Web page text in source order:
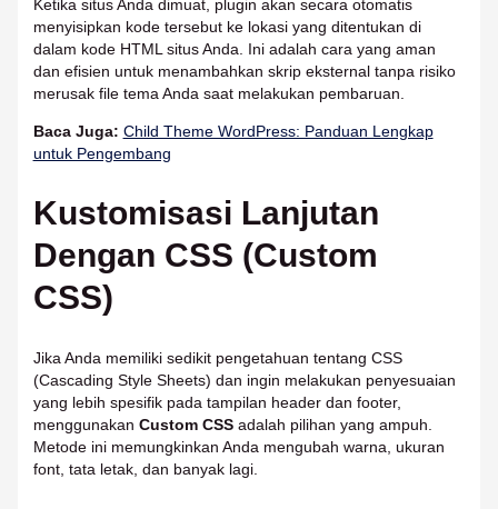
Ketika situs Anda dimuat, plugin akan secara otomatis
menyisipkan kode tersebut ke lokasi yang ditentukan di
dalam kode HTML situs Anda. Ini adalah cara yang aman
dan efisien untuk menambahkan skrip eksternal tanpa risiko
merusak file tema Anda saat melakukan pembaruan.
Baca Juga: Child Theme WordPress: Panduan Lengkap
untuk Pengembang
Kustomisasi Lanjutan
Dengan CSS (Custom
CSS)
Jika Anda memiliki sedikit pengetahuan tentang CSS
(Cascading Style Sheets) dan ingin melakukan penyesuaian
yang lebih spesifik pada tampilan header dan footer,
menggunakan Custom CSSadalah pilihan yang ampuh.
Metode ini memungkinkan Anda mengubah warna, ukuran
font, tata letak, dan banyak lagi.